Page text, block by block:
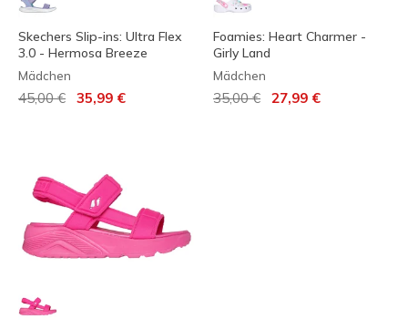
Skechers Slip-ins: Ultra Flex
3.0 - Hermosa Breeze
Mädchen
Reduziert von
45,00 € auf
35,99 €
Foamies: Heart Charmer -
Girly Land
Mädchen
Reduziert von
35,00 € auf
27,99 €